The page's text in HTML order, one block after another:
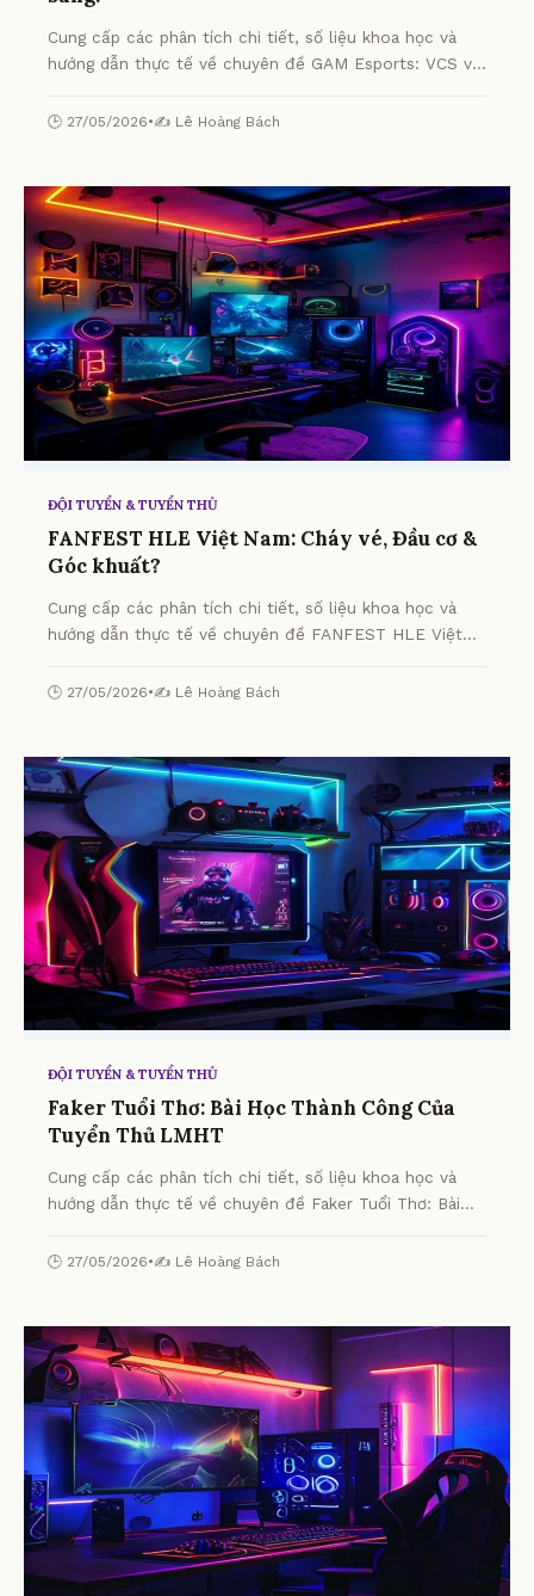
Cung cấp các phân tích chi tiết, số liệu khoa học và
hướng dẫn thực tế về chuyên đề GAM Esports: VCS vô
🕒 27/05/2026•✍️ Lê Hoàng Bách
ĐỘI TUYỂN & TUYỂN THỦ
FANFEST HLE Việt Nam: Cháy vé, Đầu cơ &
Góc khuất?
Cung cấp các phân tích chi tiết, số liệu khoa học và
hướng dẫn thực tế về chuyên đề FANFEST HLE Việt
🕒 27/05/2026•✍️ Lê Hoàng Bách
ĐỘI TUYỂN & TUYỂN THỦ
Faker Tuổi Thơ: Bài Học Thành Công Của
Tuyển Thủ LMHT
Cung cấp các phân tích chi tiết, số liệu khoa học và
hướng dẫn thực tế về chuyên đề Faker Tuổi Thơ: Bài
🕒 27/05/2026•✍️ Lê Hoàng Bách